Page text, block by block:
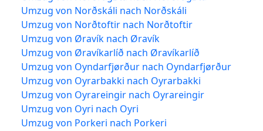
Umzug von Norðskáli nach Norðskáli
Umzug von Norðtoftir nach Norðtoftir
Umzug von Øravík nach Øravík
Umzug von Øravíkarlíð nach Øravíkarlíð
Umzug von Oyndarfjørður nach Oyndarfjørður
Umzug von Oyrarbakki nach Oyrarbakki
Umzug von Oyrareingir nach Oyrareingir
Umzug von Oyri nach Oyri
Umzug von Porkeri nach Porkeri